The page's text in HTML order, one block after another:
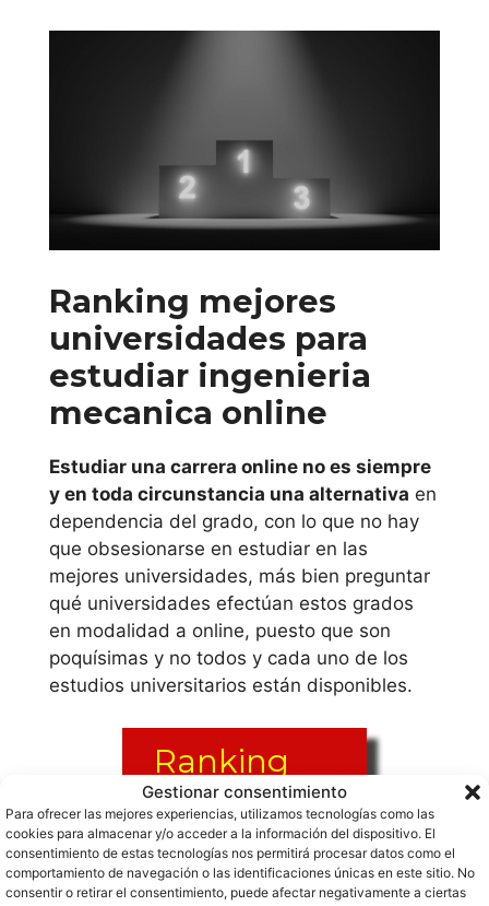
Gestionar consentimiento
Para ofrecer las mejores experiencias, utilizamos tecnologías como las
cookies para almacenar y/o acceder a la información del dispositivo. El
consentimiento de estas tecnologías nos permitirá procesar datos como el
comportamiento de navegación o las identificaciones únicas en este sitio. No
consentir o retirar el consentimiento, puede afectar negativamente a ciertas
Universidad
Comunidad de
Madrid
Universidad
Alfonso X El
Sabio
Universidad de
Alcalá
Universidad
Antonio de
Nebrija
Universidad
Autónoma de
Madrid
Universidad
Camilo José Cela
Universidad
Carlos III de
Ranking mejores
universidades para
estudiar ingenieria
mecanica online
Estudiar una carrera online no es siempre
y en toda circunstancia una alternativa en
dependencia del grado, con lo que no hay
que obsesionarse en estudiar en las
mejores universidades, más bien preguntar
qué universidades efectúan estos grados
en modalidad a online, puesto que son
poquísimas y no todos y cada uno de los
estudios universitarios están disponibles.
Ranking
Universida
des
estudiar